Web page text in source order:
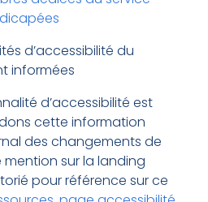
d’accessibilité du
informées
d’accessibilité est
cette information
des changements de
sur la landing
pour référence sur ce